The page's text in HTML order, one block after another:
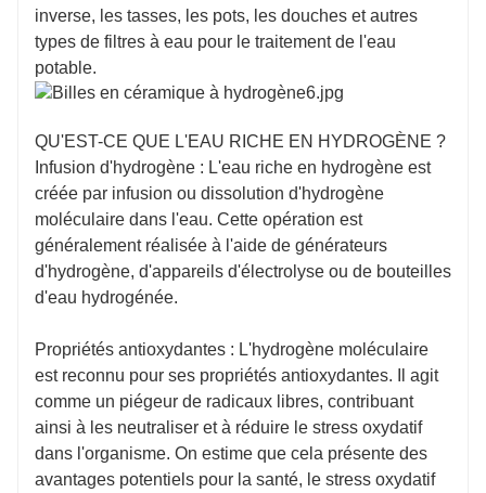
inverse, les tasses, les pots, les douches et autres
types de filtres à eau pour le traitement de l'eau
potable.
QU'EST-CE QUE L'EAU RICHE EN HYDROGÈNE ?
Infusion d'hydrogène : L'eau riche en hydrogène est
créée par infusion ou dissolution d'hydrogène
moléculaire dans l'eau. Cette opération est
généralement réalisée à l'aide de générateurs
d'hydrogène, d'appareils d'électrolyse ou de bouteilles
d'eau hydrogénée.
Propriétés antioxydantes : L'hydrogène moléculaire
est reconnu pour ses propriétés antioxydantes. Il agit
comme un piégeur de radicaux libres, contribuant
ainsi à les neutraliser et à réduire le stress oxydatif
dans l'organisme. On estime que cela présente des
avantages potentiels pour la santé, le stress oxydatif